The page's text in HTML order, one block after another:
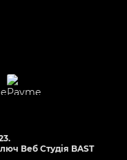
Веб Студія BAST